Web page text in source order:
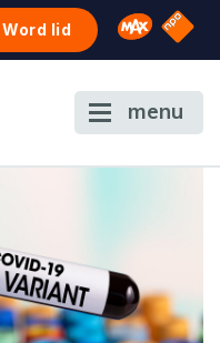
Word lid Omroep
NPO
menu